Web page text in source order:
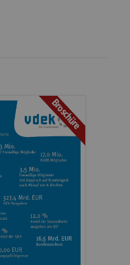
Broschüre